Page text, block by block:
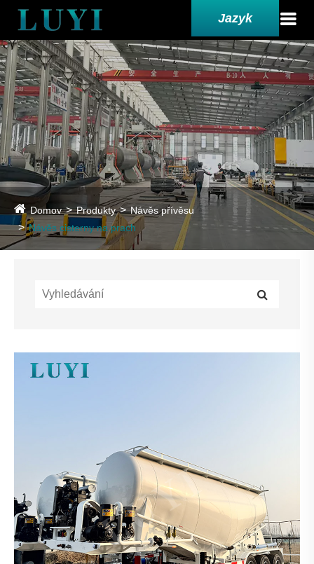
Jazyk
Domov Produkty
Návěs přívěsu
Návěs cisterny na prach